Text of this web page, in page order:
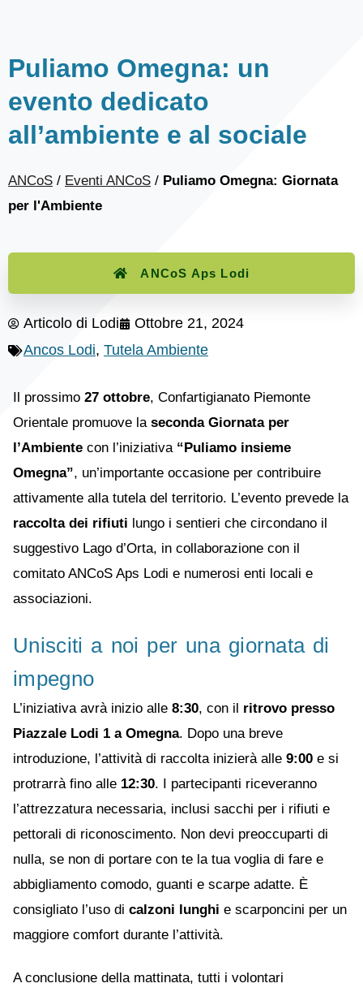
Puliamo Omegna: un
evento dedicato
all’ambiente e al sociale
ANCoS / Eventi ANCoS / Puliamo Omegna: Giornata
per l'Ambiente
ANCoS Aps Lodi
Articolo di Lodi
Ottobre 21, 2024
Ancos Lodi, Tutela Ambiente
Il prossimo 27 ottobre, Confartigianato Piemonte
Orientale promuove la seconda Giornata per
l’Ambiente con l’iniziativa “Puliamo insieme
Omegna”, un’importante occasione per contribuire
attivamente alla tutela del territorio. L’evento prevede la
raccolta dei rifiuti lungo i sentieri che circondano il
suggestivo Lago d’Orta, in collaborazione con il
comitato ANCoS Aps Lodi e numerosi enti locali e
associazioni.
Unisciti a noi per una giornata di
impegno
L’iniziativa avrà inizio alle 8:30, con il ritrovo presso
Piazzale Lodi 1 a Omegna. Dopo una breve
introduzione, l’attività di raccolta inizierà alle 9:00 e si
protrarrà fino alle 12:30. I partecipanti riceveranno
l’attrezzatura necessaria, inclusi sacchi per i rifiuti e
pettorali di riconoscimento. Non devi preoccuparti di
nulla, se non di portare con te la tua voglia di fare e
abbigliamento comodo, guanti e scarpe adatte. È
consigliato l’uso di calzoni lunghi e scarponcini per un
maggiore comfort durante l’attività.
A conclusione della mattinata, tutti i volontari